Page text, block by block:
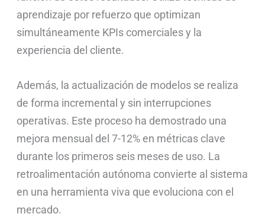
aprendizaje por refuerzo que optimizan
simultáneamente KPIs comerciales y la
experiencia del cliente.
Además, la actualización de modelos se realiza
de forma incremental y sin interrupciones
operativas. Este proceso ha demostrado una
mejora mensual del 7-12% en métricas clave
durante los primeros seis meses de uso. La
retroalimentación autónoma convierte al sistema
en una herramienta viva que evoluciona con el
mercado.